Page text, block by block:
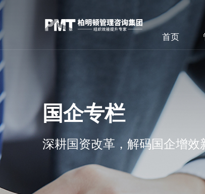
首页
国企专栏
深耕国资改革，解码国企增效